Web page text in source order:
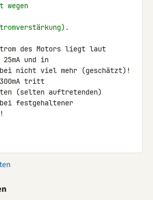
wegen
des Motors liegt laut
und in
bei nicht viel mehr (geschätzt)!
tritt
(selten auftretenden)
festgehaltener